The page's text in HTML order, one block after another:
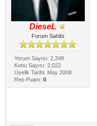
DieseL
Forum Sahibi
Yorum Sayısı: 2,348
Konu Sayısı: 2,022
Üyelik Tarihi: May 2008
Rep Puanı: 0